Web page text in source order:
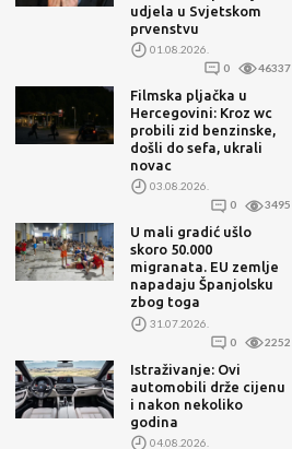
udjela u Svjetskom
prvenstvu
01.08.2026.
0
46337
Filmska pljačka u
Hercegovini: Kroz wc
probili zid benzinske,
došli do sefa, ukrali
novac
03.08.2026.
0
3495
U mali gradić ušlo
skoro 50.000
migranata. EU zemlje
napadaju Španjolsku
zbog toga
31.07.2026.
0
2252
Istraživanje: Ovi
automobili drže cijenu
i nakon nekoliko
godina
04.08.2026.